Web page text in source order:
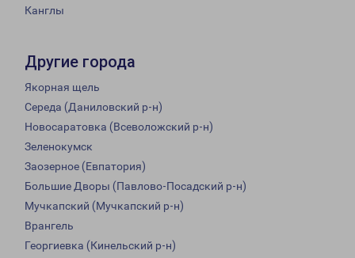
Канглы
Другие города
Якорная щель
Середа (Даниловский р-н)
Новосаратовка (Всеволожский р-н)
Зеленокумск
Заозерное (Евпатория)
Большие Дворы (Павлово-Посадский р-н)
Мучкапский (Мучкапский р-н)
Врангель
Георгиевка (Кинельский р-н)